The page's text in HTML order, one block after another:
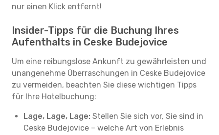
nur einen Klick entfernt!
Insider-Tipps für die Buchung Ihres
Aufenthalts in Ceske Budejovice
Um eine reibungslose Ankunft zu gewährleisten und
unangenehme Überraschungen in Ceske Budejovice
zu vermeiden, beachten Sie diese wichtigen Tipps
für Ihre Hotelbuchung:
Lage, Lage, Lage: Stellen Sie sich vor, Sie sind in
Ceske Budejovice – welche Art von Erlebnis